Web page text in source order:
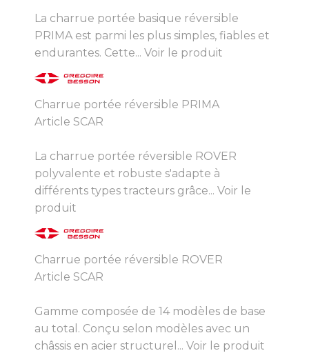
La charrue portée basique réversible
PRIMA est parmi les plus simples, fiables et
endurantes. Cette... Voir le produit
Charrue portée réversible PRIMA
Article SCAR
La charrue portée réversible ROVER
polyvalente et robuste s'adapte à
différents types tracteurs grâce... Voir le
produit
Charrue portée réversible ROVER
Article SCAR
Gamme composée de 14 modèles de base
au total. Conçu selon modèles avec un
châssis en acier structurel... Voir le produit